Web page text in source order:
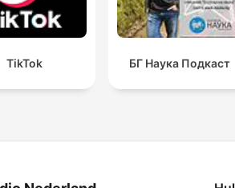
TikTok БГ Наука Подкаст